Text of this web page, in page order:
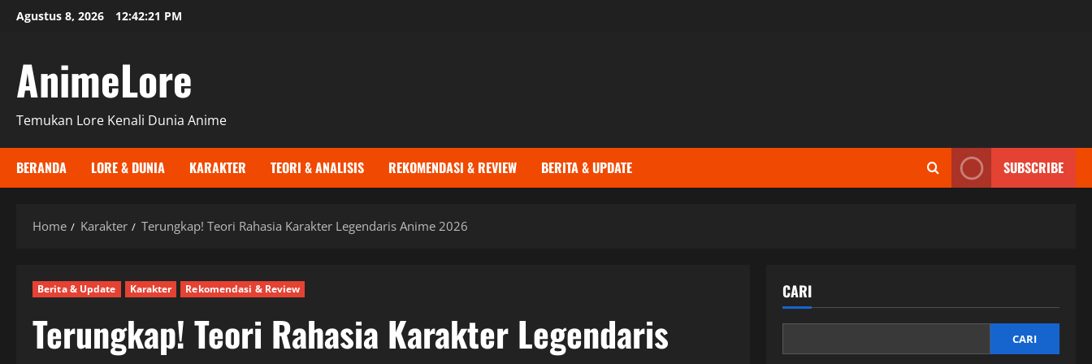
SkipAgustus 8, 2026 12:42:22 PM
AnimeLore
Temukan Lore Kenali Dunia Anime
BERANDA LORE & DUNIA KARAKTER TEORI & ANALISIS REKOMENDASI & REVIEW BERITA & UPDATE SUBSCRIBE
Home Karakter Terungkap! Teori Rahasia Karakter Legendaris Anime 2026
Berita & Update Karakter Rekomendasi & Review
Terungkap! Teori Rahasia Karakter Legendaris
CARI
CARI